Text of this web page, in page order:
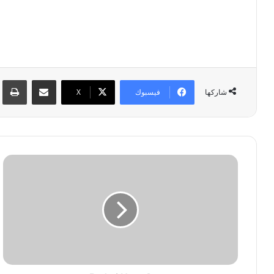
شاركها فيسبوك ‫X
R
e